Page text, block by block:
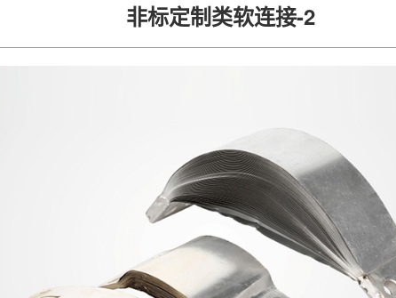
非标定制类软连接-2